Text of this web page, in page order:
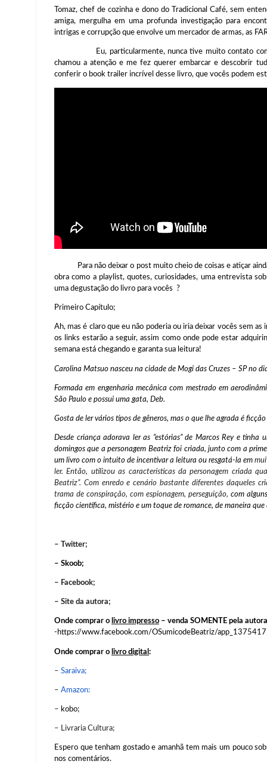
Tomaz, chef de cozinha e dono do Tradicional Café, sem
amiga, mergulha em uma profunda investigação para
intrigas e corrupção que envolve um mercador de armas, as
Eu, particularmente, nunca tive muito contato com
chamou a atenção e me fez querer embarcar e descobrir
conferir o book trailer incrível desse livro, que vocês podem
Para não deixar o post muito cheio de coisas e atiçar ainda
obra como a playlist, quotes, curiosidades, uma entrevista
uma degustação do livro para vocês ?
Primeiro Capítulo;
Ah, mas é claro que eu não poderia ou iria deixar vocês sem
os links estarão a seguir, assim como onde pode estar
semana está chegando e garanta sua leitura!
Carolina Matsuo nasceu na cidade de Mogi das Cruzes – SP no
Formada em engenharia mecânica com mestrado em
São Paulo e possui uma gata, Deb.
Gosta de ler vários tipos de gêneros, mas o que lhe agrada é
Desde criança adorava ler as “estórias” de Marcos Rey e tinha
domingos que a personagem Beatriz foi criada, junto com a
um livro com o intuito de incentivar a leitura ou resgatá-la em
ler. Então, utilizou as características da personagem criada
Beatriz”. Com enredo e cenário bastante diferentes daqueles
trama de conspiração, com espionagem, perseguição, com
ficção científica, mistério e um toque de romance, de maneira
– Twitter;
– Skoob;
– Facebook;
– Site da autora;
Onde comprar o livro impresso – venda SOMENTE pela
-https://www.facebook.com/OSumicodeBeatriz/
Onde comprar o livro digital :
– Saraiva;
– Amazon:
– kobo;
– Livraria Cultura;
Espero que tenham gostado e amanhã tem mais um pouco
nos comentários.